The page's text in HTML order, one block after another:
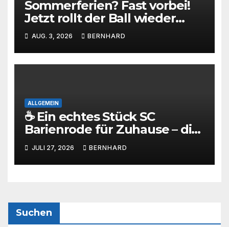
Sommerferien? Fast vorbei!
Jetzt rollt der Ball wieder
beim SC Barienrode!
AUG. 3, 2026 BERNHARD
ALLGEMEIN
☕ Ein echtes Stück SC
Barienrode für Zuhause – die
SCB-Sammlertasse kommt!
JULI 27, 2026 BERNHARD
Suchen